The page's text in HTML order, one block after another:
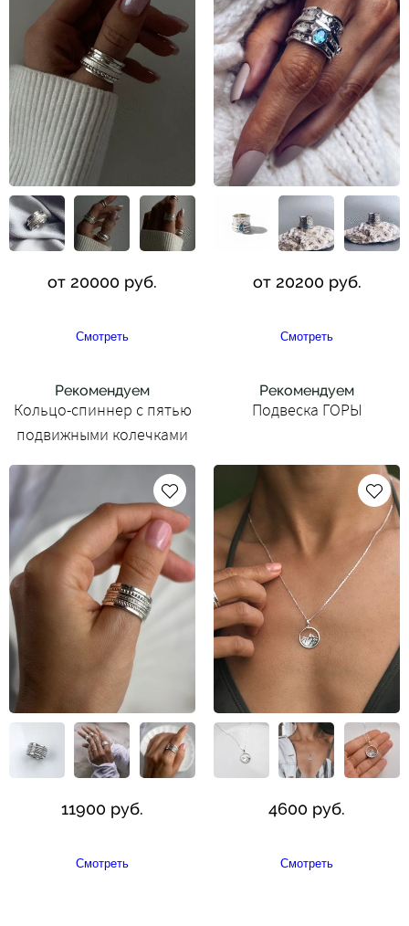
от 20000 руб.
Смотреть
от 20200 руб.
Смотреть
Рекомендуем
Кольцо-спиннер с пятью
подвижными колечками
11900 руб.
Смотреть
Рекомендуем
Подвеска ГОРЫ
4600 руб.
Смотреть